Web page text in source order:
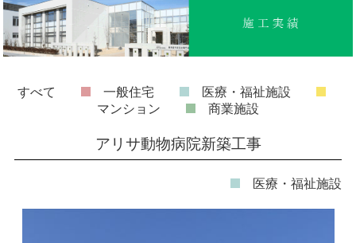
すべて 一般住宅
医療・福祉施設
マンション
商業施設
アリサ動物病院新築工事
医療・福祉施設